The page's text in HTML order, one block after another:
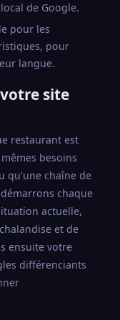
de Google.
pour les
pour
langue.
site
restaurant est
besoins
qu'une chaîne de
chaque
actuelle,
et de
ensuite votre
différenciants